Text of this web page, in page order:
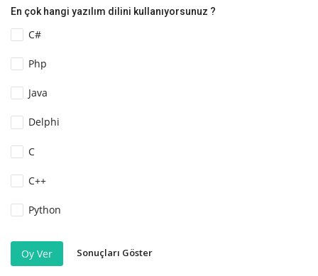
En çok hangi yazılım dilini kullanıyorsunuz ?
C#
Php
Java
Delphi
C
C++
Python
Oy Ver Sonuçları Göster